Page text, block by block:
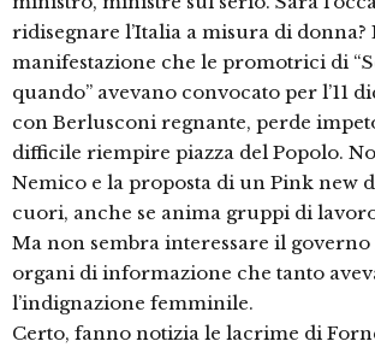
ridisegnare l’Italia a misura di donna?
manifestazione che le promotrici di
quando” avevano convocato per l’11
con Berlusconi regnante, perde
difficile riempire piazza del Popolo.
Nemico e la proposta di un Pink new
cuori, anche se anima gruppi di
Ma non sembra interessare il
organi di informazione che tanto
l’indignazione femminile.
Certo, fanno notizia le lacrime di